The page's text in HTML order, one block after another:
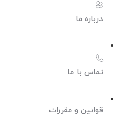
درباره ما
تماس با ما
قوانین و مقررات